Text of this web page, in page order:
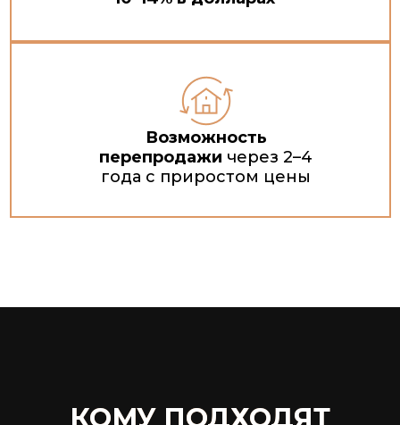
Возможность
перепродажи через 2–4
года с приростом цены
КОМУ ПОДХОДЯТ